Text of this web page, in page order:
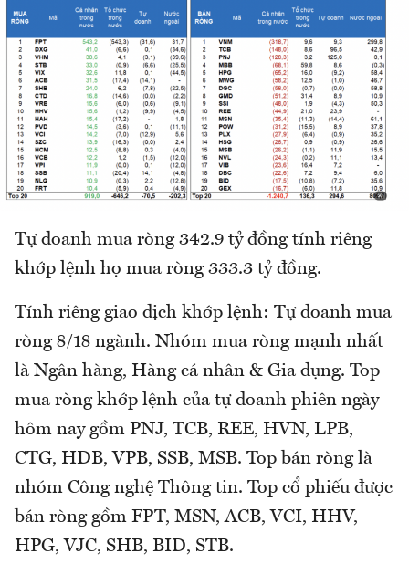
Tự doanh mua ròng 342.9 tỷ đồng tính riêng
khớp lệnh họ mua ròng 333.3 tỷ đồng.
Tính riêng giao dịch khớp lệnh: Tự doanh mua
ròng 8/18 ngành. Nhóm mua ròng mạnh nhất
là Ngân hàng, Hàng cá nhân & Gia dụng. Top
mua ròng khớp lệnh của tự doanh phiên ngày
hôm nay gồm PNJ, TCB, REE, HVN, LPB,
CTG, HDB, VPB, SSB, MSB. Top bán ròng là
nhóm Công nghệ Thông tin. Top cổ phiếu được
bán ròng gồm FPT, MSN, ACB, VCI, HHV,
HPG, VJC, SHB, BID, STB.